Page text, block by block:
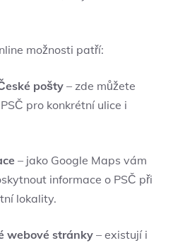
možnosti patří:
pošty – zde můžete
pro konkrétní ulice i
– jako Google Maps vám
informace o PSČ při
lokality.
webové stránky – existují i